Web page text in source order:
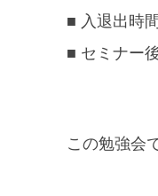
■ 入退出時
■ セミナー
この勉強会